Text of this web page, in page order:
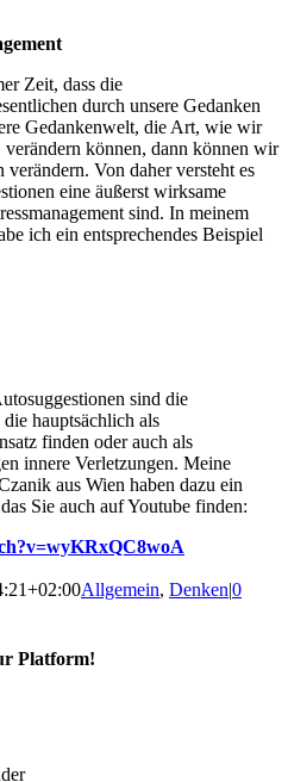
Zeit, dass die
durch unsere Gedanken
Gedankenwelt, die Art, wie wir
verändern können, dann können wir
verändern. Von daher versteht es
eine äußerst wirksame
sind. In meinem
ich ein entsprechendes Beispiel
sind die
die hauptsächlich als
finden oder auch als
innere Verletzungen. Meine
aus Wien haben dazu ein
Sie auch auf Youtube finden:
Allgemein, Denken|0
Platform!